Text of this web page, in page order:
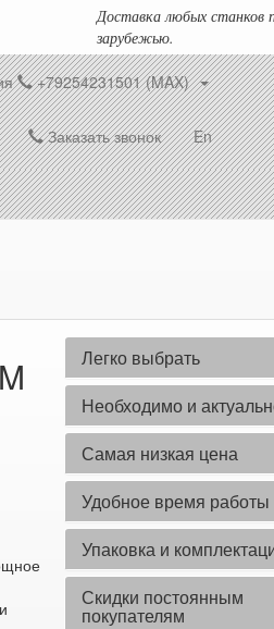
Доставка любых станков
зарубежью.
+79254231501 (MAX)
Заказать звонок En
Легко выбрать
Необходимо и
Самая низкая цена
Удобное время работы
Упаковка и
Скидки постоянным
покупателям